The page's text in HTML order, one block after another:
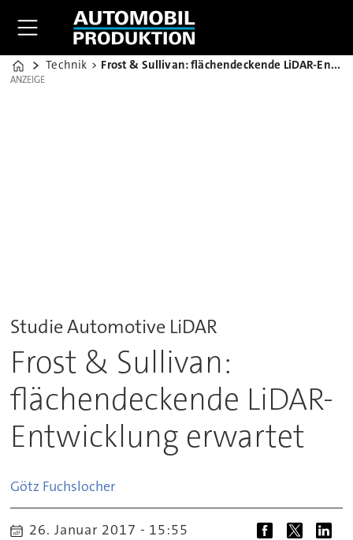
Home
Technik Frost & Sullivan: flächendeckende LiDAR-Entwicklung erwartet
ANZEIGE
ANZEIGE
Studie Automotive LiDAR
Frost & Sullivan:
flächendeckende LiDAR-
Entwicklung erwartet
Götz Fuchslocher
26. Januar 2017 - 15:55